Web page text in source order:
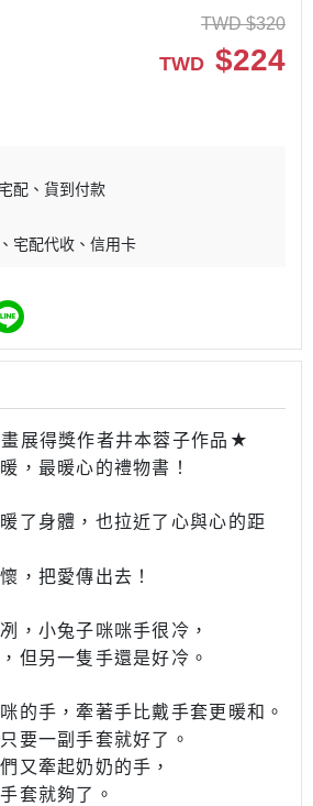
TWD $320
TWD $224
配
貨到付款
宅配代收 信用卡
展得獎作者井本蓉子作品★
，最暖心的禮物書！
了身體，也拉近了心與心的距
，把愛傳出去！
，小兔子咪咪手很冷，
但另一隻手還是好冷。
的手，牽著手比戴手套更暖和。
要一副手套就好了。
又牽起奶奶的手，
套就夠了。